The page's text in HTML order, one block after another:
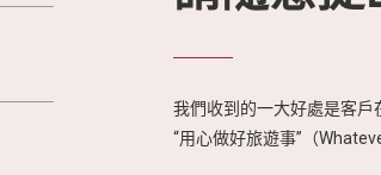
我們收到的一大好處是客戶
“用心做好旅遊事”（